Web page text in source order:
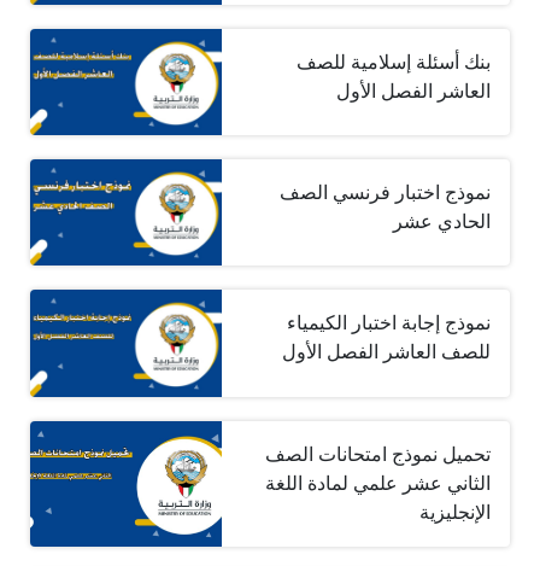
بنك أسئلة إسلامية للصف
العاشر الفصل الأول
نموذج اختبار فرنسي الصف
الحادي عشر
نموذج إجابة اختبار الكيمياء
للصف العاشر الفصل الأول
تحميل نموذج امتحانات الصف
الثاني عشر علمي لمادة اللغة
الإنجليزية